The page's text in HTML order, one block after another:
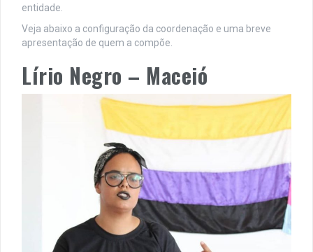
entidade.
Veja abaixo a configuração da coordenação e uma breve
apresentação de quem a compõe.
Lírio Negro – Maceió